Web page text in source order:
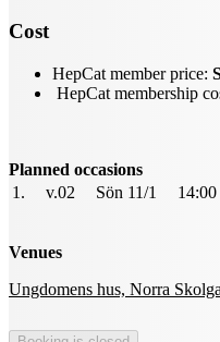
Cost
HepCat member price:
HepCat membership
Planned occasions
1.
v.02 Sön 11/1
Venues
Ungdomens hus, Norra